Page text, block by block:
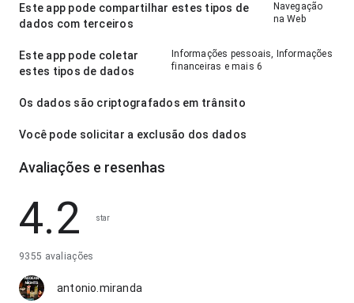
Este app pode compartilhar estes tipos de
dados com terceiros
Navegação
na Web
Este app pode coletar
estes tipos de dados
Informações pessoais, Informações
financeiras e mais 6
Os dados são criptografados em trânsito
Você pode solicitar a exclusão dos dados
Avaliações e resenhas
4.2 star
9355 avaliações
antonio.miranda